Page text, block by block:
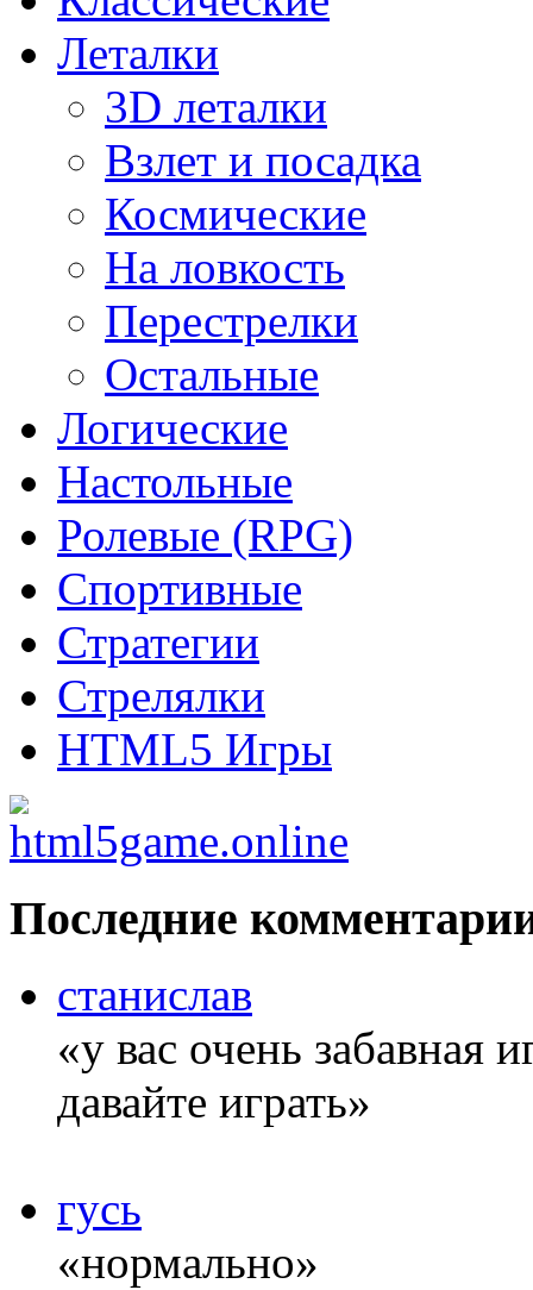
Леталки
3D леталки
Взлет и посадка
Космические
На ловкость
Перестрелки
Остальные
Логические
Настольные
Ролевые (RPG)
Спортивные
Стратегии
Стрелялки
HTML5 Игры
Последние
станислав
«у вас очень забавная
давайте играть»
гусь
«нормально»